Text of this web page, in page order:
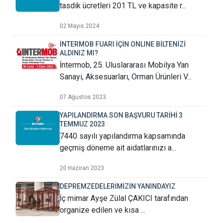
tasdik ücretleri 201 TL ve kapasite r...
02 Mayıs 2024
İNTERMOB FUARI İÇİN ONLINE BİLTENİZİ
ALDINIZ MI?
İntermob, 25. Uluslararası Mobilya Yan
Sanayi, Aksesuarları, Orman Ürünleri V...
07 Ağustos 2023
YAPILANDIRMA SON BAŞVURU TARİHİ 3
TEMMUZ 2023
7440 sayılı yapılandırma kapsamında
geçmiş döneme ait aidatlarınızı a...
20 Haziran 2023
DEPREMZEDELERİMİZİN YANINDAYIZ
İç mimar Ayşe Zülal ÇAKICI tarafından
organize edilen ve kısa ...